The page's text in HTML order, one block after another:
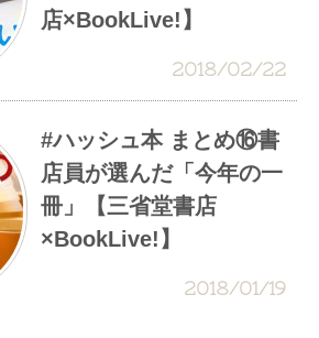
店×BookLive!】
2018/02/22
#ハッシュ本 まとめ⑯書
店員が選んだ「今年の一
冊」【三省堂書店
×BookLive!】
2018/01/19